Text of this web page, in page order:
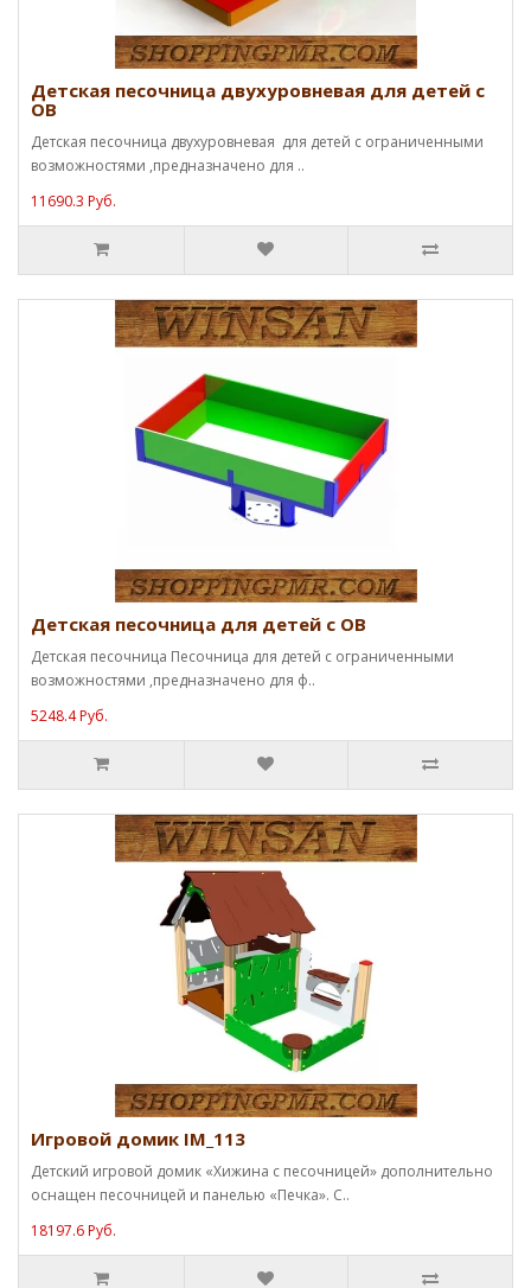
Детская песочница двухуровневая для детей с
ОВ
Детская песочница двухуровневая для детей с ограниченными
возможностями ,предназначено для ..
11690.3 Руб.
Детская песочница для детей с ОВ
Детская песочница Песочница для детей с ограниченными
возможностями ,предназначено для ф..
5248.4 Руб.
Игровой домик IM_113
Детский игровой домик «Хижина с песочницей» дополнительно
оснащен песочницей и панелью «Печка». С..
18197.6 Руб.